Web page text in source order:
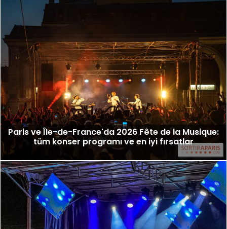
Paris ve Île-de-France'da 2026 Fête de la Musique:
tüm konser programı ve en iyi fırsatlar